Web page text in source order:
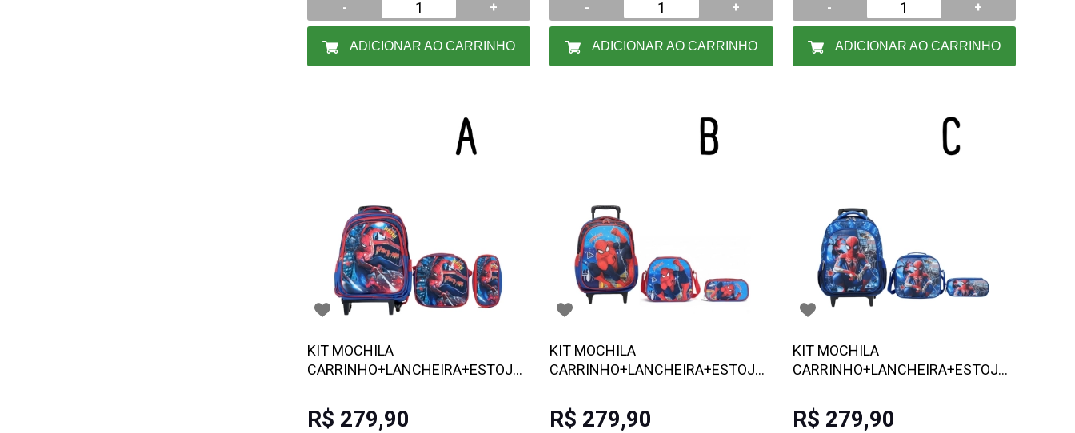
- +
ADICIONAR AO CARRINHO
- +
ADICIONAR AO CARRINHO
- +
ADICIONAR AO CARRINHO
KIT MOCHILA
CARRINHO+LANCHEIRA+ESTOJO
R$ 279,90
KIT MOCHILA
CARRINHO+LANCHEIRA+ESTOJO
R$ 279,90
KIT MOCHILA
CARRINHO+LANCHEIRA+ESTOJO
R$ 279,90